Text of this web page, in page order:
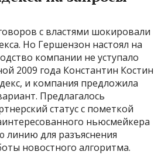
с властями шокировали
Но Гершензон настоял на
компании не уступало
2009 года Константин Костин
и компания предложила
Предлагалось
статус с пометкой
ньюсмейкера
линию для разъяснения
новостного алгоритма.